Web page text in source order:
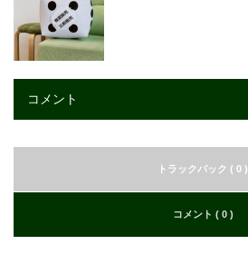
コメント
トラックバック ( 0 )
コメント ( 0 )